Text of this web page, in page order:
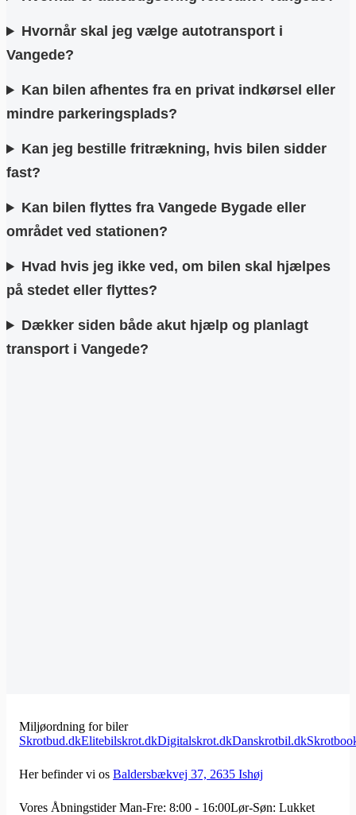
Hvornår skal jeg vælge autotransport i
Vangede?
Kan bilen afhentes fra en privat indkørsel eller
mindre parkeringsplads?
Kan jeg bestille fritrækning, hvis bilen sidder
fast?
Kan bilen flyttes fra Vangede Bygade eller
området ved stationen?
Hvad hvis jeg ikke ved, om bilen skal hjælpes
på stedet eller flyttes?
Dækker siden både akut hjælp og planlagt
transport i Vangede?
Miljøordning for biler
Skrotbud.dkElitebilskrot.dkDigitalskrot.dkDanskrotbil.dk
Her befinder vi os Baldersbækvej 37, 2635 Ishøj
Vores Åbningstider Man-Fre: 8:00 - 16:00Lør-Søn: Lukket